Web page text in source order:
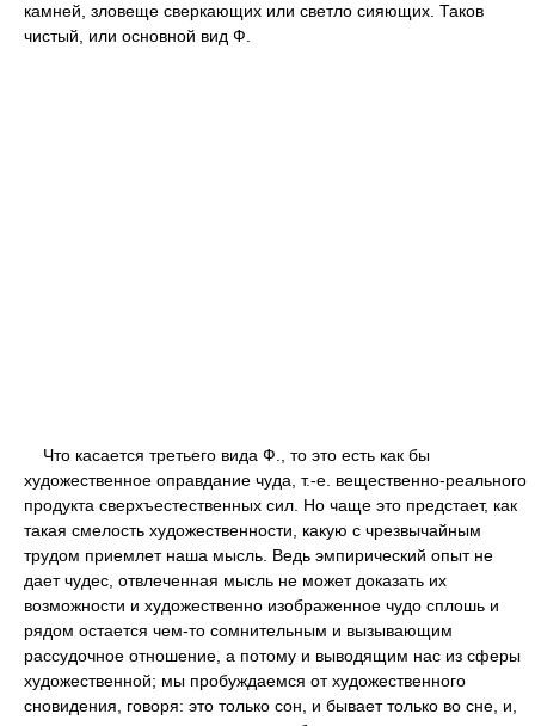
камней, зловеще сверкающих или светло сияющих. Таков
чистый, или основной вид Ф.
Что касается третьего вида Ф., то это есть как бы
художественное оправдание чуда, т.-е. вещественно-реального
продукта сверхъестественных сил. Но чаще это предстает, как
такая смелость художественности, какую с чрезвычайным
трудом приемлет наша мысль. Ведь эмпирический опыт не
дает чудес, отвлеченная мысль не может доказать их
возможности и художественно изображенное чудо сплошь и
рядом остается чем-то сомнительным и вызывающим
рассудочное отношение, а потому и выводящим нас из сферы
художественной; мы пробуждаемся от художественного
сновидения, говоря: это только сон, и бывает только во сне, и,